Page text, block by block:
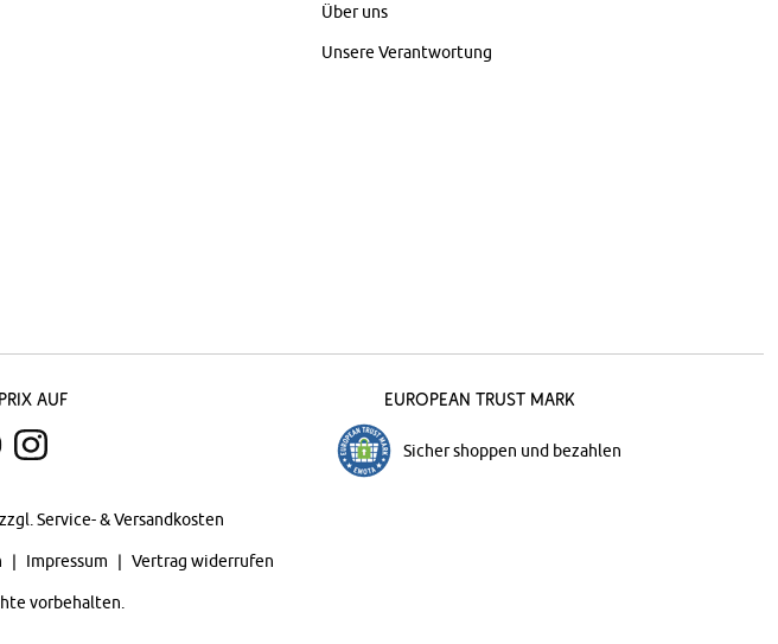
Über uns
Unsere Verantwortung
auf European Trust Mark
Sicher shoppen und bezahlen
Service- & Versandkosten
Impressum Vertrag widerrufen
vorbehalten.